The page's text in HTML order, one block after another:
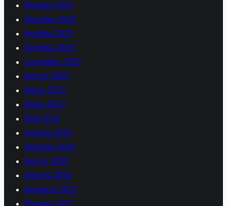
Январь 2024
Декабрь 2023
Ноябрь 2023
Октябрь 2023
Сентябрь 2023
Август 2023
Июль 2023
Июнь 2023
Май 2023
Апрель 2023
Декабрь 2022
Август 2022
Апрель 2022
Февраль 2022
Январь 2022